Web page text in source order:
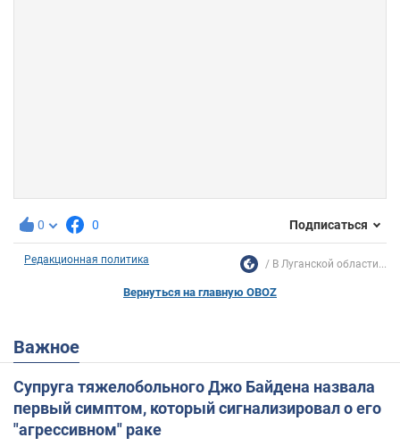
0 0 Подписаться
Редакционная политика В Луганской области...
Вернуться на главную OBOZ
Важное
Супруга тяжелобольного Джо Байдена назвала
первый симптом, который сигнализировал о его
"агрессивном" раке